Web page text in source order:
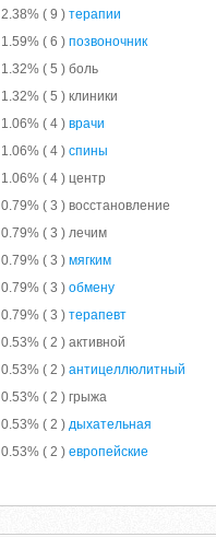
2.38% ( 9 ) терапии
1.59% ( 6 ) позвоночник
1.32% ( 5 ) боль
1.32% ( 5 ) клиники
1.06% ( 4 ) врачи
1.06% ( 4 ) спины
1.06% ( 4 ) центр
0.79% ( 3 ) восстановление
0.79% ( 3 ) лечим
0.79% ( 3 ) мягким
0.79% ( 3 ) обмену
0.79% ( 3 ) терапевт
0.53% ( 2 ) активной
0.53% ( 2 ) антицеллюлитный
0.53% ( 2 ) грыжа
0.53% ( 2 ) дыхательная
0.53% ( 2 ) европейские